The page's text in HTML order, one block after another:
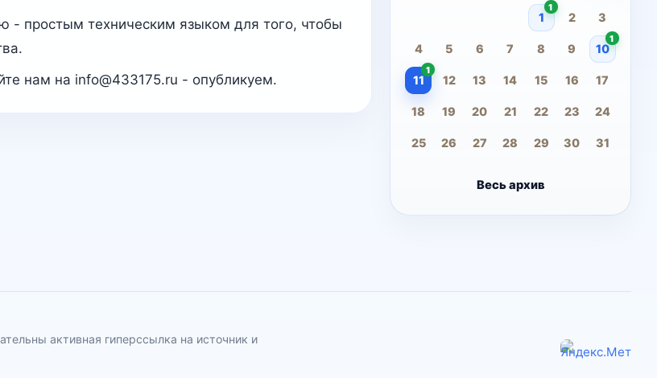
- простым техническим языком для того, чтобы
нам на info@433175.ru - опубликуем.
1
1
2 3
4 5 6 7 8 9 10
1
11
1
12 13 14 15 16 17
18 19 20 21 22 23 24
25 26 27 28 29 30 31
Весь архив
активная гиперссылка на источник и